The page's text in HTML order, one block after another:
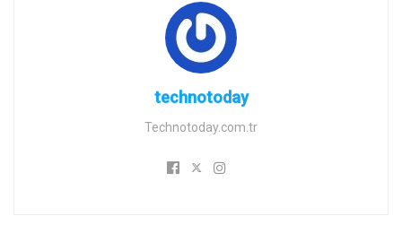
technotoday
Technotoday.com.tr